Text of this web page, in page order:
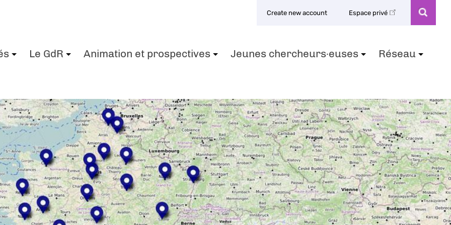
Create new account Espace privé
Le GdR Animation et prospectives Jeunes chercheurs·euses Réseau